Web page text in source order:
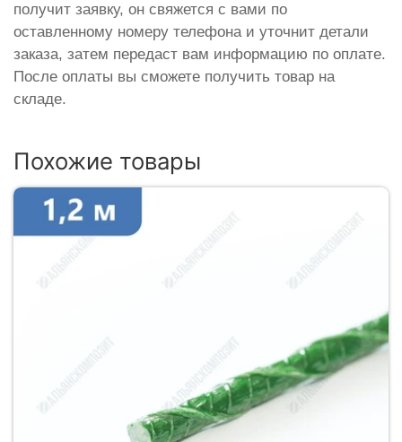
получит заявку, он свяжется с вами по
оставленному номеру телефона и уточнит детали
заказа, затем передаст вам информацию по оплате.
После оплаты вы сможете получить товар на
складе.
Похожие товары